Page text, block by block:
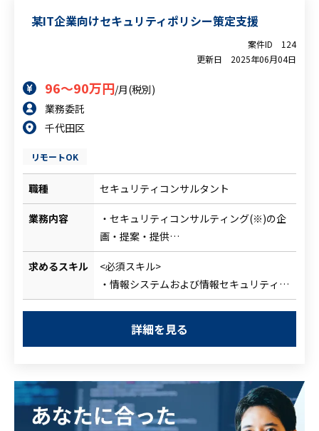
・ネットワーク・サーバの構成、構築に関
・WindowsおよびLinux等に関する知識
某IT企業向けセキュリティポリシー策定支援
案件ID
124
更新日
2025年06月04日
96～90万円/月(税別)
業務委託
千代田区
リモートOK
職種 セキュリティコンサルタント
業務内容
・セキュリティコンサルティング(※)の企
画・提案・提供
※主に以下のようなメニューがあります。
今後増減する可能性はあります。
1．セキュリティアセスメント
2．セキュリティポリシー策定支援
3．CSIRT構築支援
4．インシデント対応机上訓練支援
ジュール）管理、文書整備、資料作成業
務、顧客や営業部門とのやり取り
求めるスキル
<必須スキル>
・情報システムおよび情報セキュリティ全
般に関する基礎知識
る実務経験
ント体制構築に関する実務経験
・各種セキュリティフレームワークやガイ
ドラインの知識
詳細を見る